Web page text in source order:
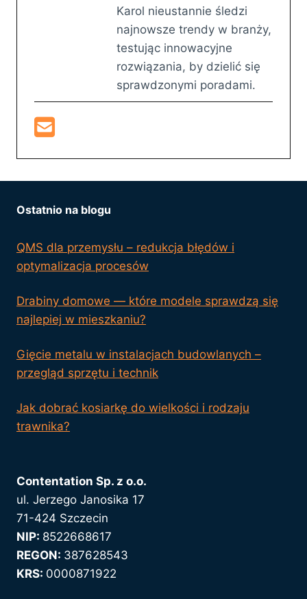
Karol nieustannie śledzi
najnowsze trendy w branży,
testując innowacyjne
rozwiązania, by dzielić się
sprawdzonymi poradami.
Ostatnio na blogu
QMS dla przemysłu – redukcja błędów i
optymalizacja procesów
Drabiny domowe — które modele sprawdzą się
najlepiej w mieszkaniu?
Gięcie metalu w instalacjach budowlanych –
przegląd sprzętu i technik
Jak dobrać kosiarkę do wielkości i rodzaju
trawnika?
Contentation Sp. z o.o.
ul. Jerzego Janosika 17
71-424 Szczecin
NIP: 8522668617
REGON: 387628543
KRS: 0000871922